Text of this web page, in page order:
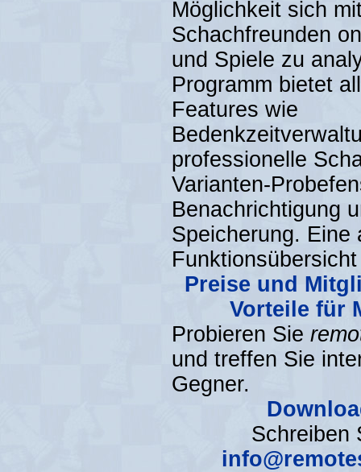
Möglichkeit sich
Schachfreunden
und Spiele zu
Programm bietet
Features wie
professionelle
Varianten-
Benachrichtigung
Speicherung. Eine
Preise und
Vorteile für
Probieren Sie
und treffen Sie
Gegner.
Schreiben